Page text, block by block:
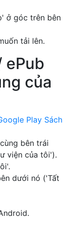
ở góc trên bên
tải lên.
ePub
của
Play Sách
bên trái
viện của tôi').
dưới nó ('Tất